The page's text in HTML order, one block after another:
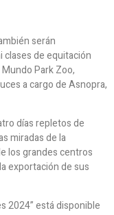
serán
clases de equitación
Park Zoo,
a cargo de Asnopra,
días repletos de
miradas de la
los grandes centros
exportación de sus
2024” está disponible